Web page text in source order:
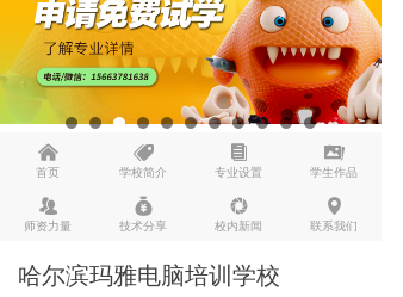
낀
首页
뀄
学校简介
뀴
专业设置
끡
学生作品
뀡
师资力量
낐
技术分享
넆
校内新闻
넹
联系我们
哈尔滨玛雅电脑培训学校